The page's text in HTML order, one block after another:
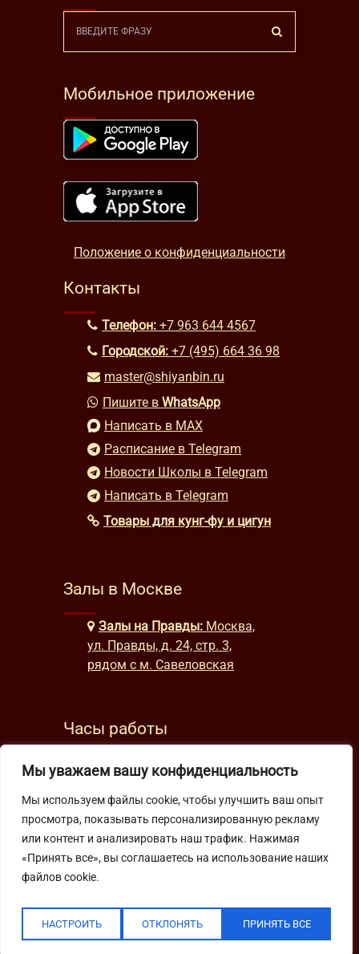
Мы уважаем вашу конфиденциальность
Мы используем файлы cookie, чтобы улучшить ваш опыт
просмотра, показывать персонализированную рекламу
или контент и анализировать наш трафик. Нажимая
«Принять все», вы соглашаетесь на использование наших
файлов cookie.
НАСТРОИТЬ ОТКЛОНЯТЬ ПРИНЯТЬ ВСЕ
Мобильное приложение
Положение о конфиденциальности
Контакты
Телефон: +7 963 644 4567
Городской: +7 (495) 664 36 98
master@shiyanbin.ru
Пишите в WhatsApp
Написать в MAX
Расписание в Telegram
Новости Школы в Telegram
Написать в Telegram
Товары для кунг-фу и цигун
Залы в Москве
Залы на Правды: Москва,
ул. Правды, д. 24, стр. 3,
рядом с м. Савеловская
Часы работы
будни: с 9:00 до 22:00
Подпишитесь на нашу рассылку